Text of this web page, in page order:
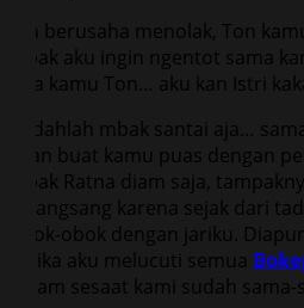
Dia berusaha menolak, Ton
Mbak aku ingin ngentot sama
Gila kamu Ton… aku kan Istri
Sudahlah mbak santai aja…
akan buat kamu puas dengan
Mbak Ratna diam saja,
terangsang karena sejak dari
obok-obok dengan jariku.
ketika aku melucuti semua
dalam sesaat kami sudah